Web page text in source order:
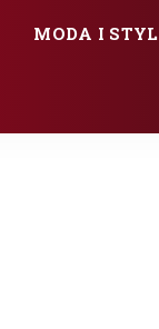
MODA I STYL